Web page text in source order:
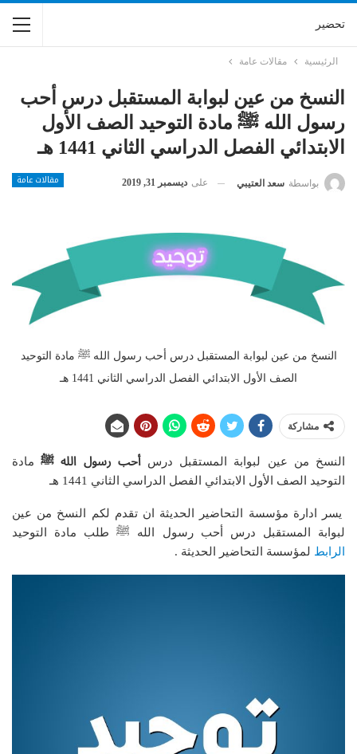
تحضير
الرئيسية مقالات عامة
النسخ من عين لبوابة المستقبل درس أحب
رسول الله ﷺ مادة التوحيد الصف الأول
الابتدائي الفصل الدراسي الثاني 1441 هـ
مقالات عامة بواسطة سعد العتيبي على ديسمبر 31, 2019
النسخ من عين لبوابة المستقبل درس أحب رسول الله ﷺ مادة التوحيد
الصف الأول الابتدائي الفصل الدراسي الثاني 1441 هـ
مشاركة
النسخ من عين لبوابة المستقبل درسأحب رسول الله ﷺ مادة
التوحيد الصف الأول الابتدائي الفصل الدراسي الثاني 1441 هـ
يسر ادارة مؤسسة التحاضير الحديثة ان تقدم لكم النسخ من عين
لبوابة المستقبل درس أحب رسول الله ﷺ طلب مادة التوحيد
الرابط لمؤسسة التحاضير الحديثة .